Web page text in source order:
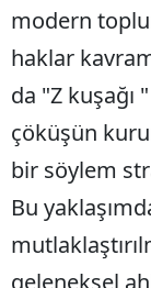
modern
haklar
da "Z kuşağı
çöküşün
bir söylem
Bu